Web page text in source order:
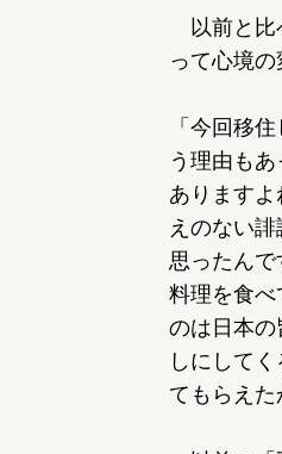
以前と比
って心境
「今回移
う理由も
あります
えのない
思ったん
料理を食べ
のは日本の
しにして
てもらえた